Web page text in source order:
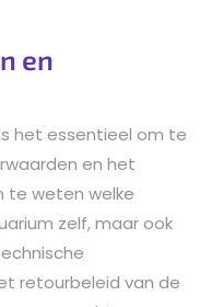
en
het essentieel om te
en het
te weten welke
zelf, maar ook
retourbeleid van de